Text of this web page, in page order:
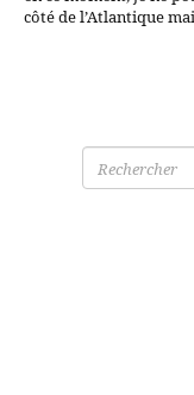
côté de l’Atlantique
Recherche
pour: